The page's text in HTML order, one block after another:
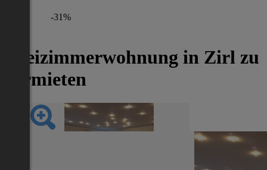
-31%
Dreizimmerwohnung in Zirl zu
vermieten